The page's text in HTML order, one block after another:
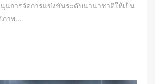
นการจัดการแข่งขันระดับนานาชาติให้เป็น
ภาพ…